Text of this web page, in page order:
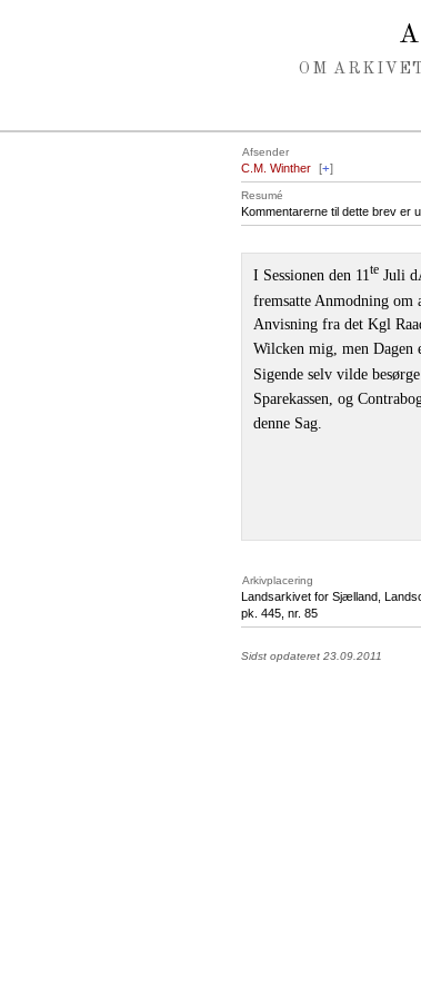
OM
Afsender
C.M. Winther [+]
Resumé
Kommentarerne til dette brev er
I Sessionen den 11te Juli
fremsatte Anmodning
Anvisning fra det Kgl
Wilcken mig, men Dagen
Sigende selv vilde
Sparekassen, og
denne Sag.
Arkivplacering
Landsarkivet for Sjælland,
pk. 445, nr. 85
Sidst opdateret 23.09.2011